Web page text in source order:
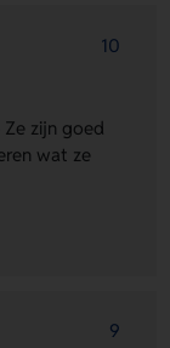
10
zijn goed
wat ze
9